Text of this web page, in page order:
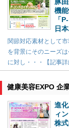
豚
機
「
日
関節対応素材として
を背景にそのニーズ
に対し・・・【記事詳
健康美容EXPO 企
進
ィ
株